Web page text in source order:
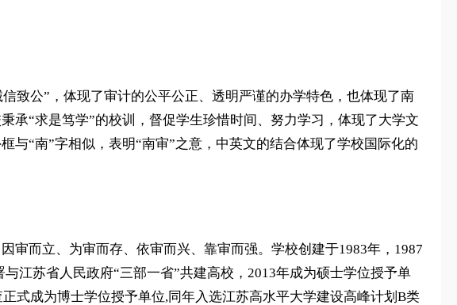
致公”，体现了审计的公平公正、透明严谨的办学特色，也体现了南
承“求是笃学”的校训，督促学生珍惜时间、努力学习，体现了大学文
与“南”字相似，表明“南审”之意，中英文的结合体现了学校国际化的
审而立、为审而存、依审而兴、靠审而强。学校创建于1983年，1987
江苏省人民政府“三部一省”共建高校，2013年成为硕士学位授予单
式成为博士学位授予单位,同年入选江苏高水平大学建设高峰计划B类